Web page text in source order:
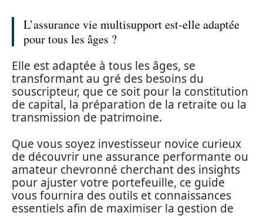
L’assurance vie multisupport est-elle adaptée
pour tous les âges ?
Elle est adaptée à tous les âges, se
transformant au gré des besoins du
souscripteur, que ce soit pour la constitution
de capital, la préparation de la retraite ou la
transmission de patrimoine.
Que vous soyez investisseur novice curieux
de découvrir une assurance performante ou
amateur chevronné cherchant des insights
pour ajuster votre portefeuille, ce guide
vous fournira des outils et connaissances
essentiels afin de maximiser la gestion de